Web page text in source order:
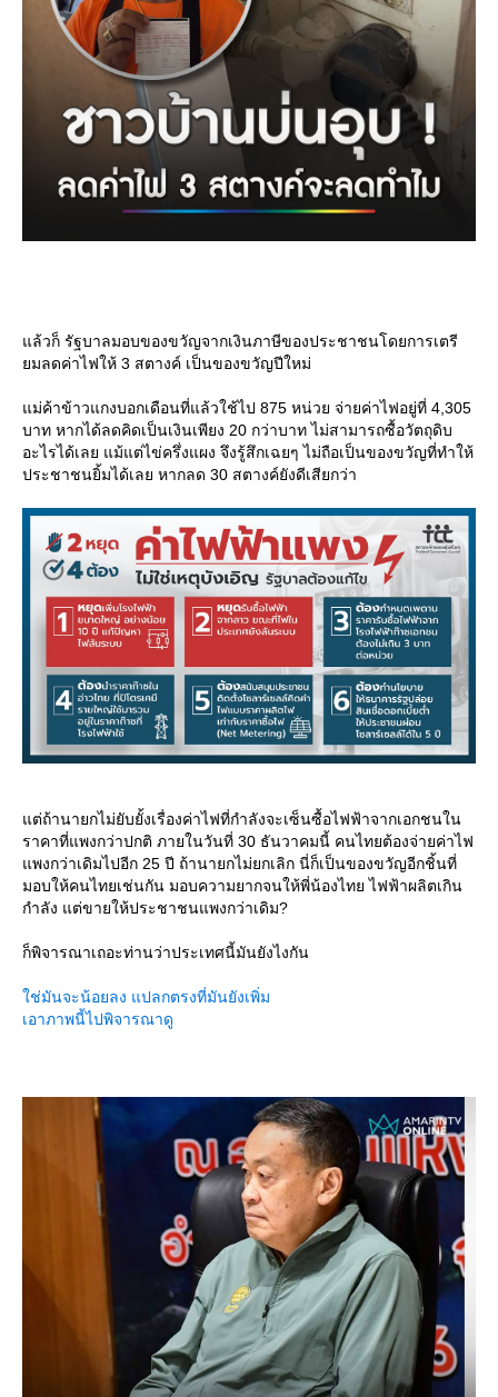
ล้วก็ รัฐบาลมอบของขวัญจากเงินภาษีของประชาชนโดยการเตรี
มลดค่าไฟให้ 3 สตางค์ เป็นของขวัญปีใหม่
ม่ค้าข้าวแกงบอกเดือนที่แล้วใช้ไป 875 หน่วย จ่ายค่าไฟอยู่ที่ 4,305
บาท หากได้ลดคิดเป็นเงินเพียง 20 กว่าบาท ไม่สามารถซื้อวัตถุดิบ
อะไรได้เลย แม้แต่ไข่ครึ่งแผง จึงรู้สึกเฉยๆ ไม่ถือเป็นของขวัญที่ทำให้
ประชาชนยิ้มได้เลย หากลด 30 สตางค์ยังดีเสียกว่า
ต่ถ้านายกไม่ยับยั้งเรื่องค่าไฟที่กำลังจะเซ็นซื้อไฟฟ้าจากเอกชนใน
ราคาที่แพงกว่าปกติ ภายในวันที่ 30 ธันวาคมนี้ คนไทยต้องจ่ายค่าไฟ
พงกว่าเดิมไปอีก 25 ปี ถ้านายกไม่ยกเลิก นี่ก็เป็นของขวัญอีกชิ้นที่
มอบให้คนไทยเช่นกัน มอบความยากจนให้พี่น้องไทย ไฟฟ้าผลิตเกิน
กำลัง แต่ขายให้ประชาชนแพงกว่าเดิม?
ก็พิจารณาเถอะท่านว่าประเทศนี้มันยังไงกัน
ช่มันจะน้อยลง แปลกตรงที่มันยังเพิ่ม
เอาภาพนี้ไปพิจารณาดู